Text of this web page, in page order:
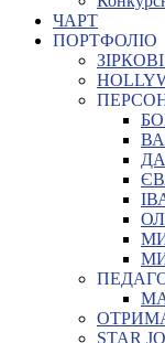
ЧАРТ
ПОРТФОЛІО
STAR